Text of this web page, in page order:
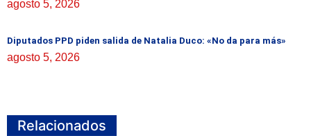
agosto 5, 2026
Diputados PPD piden salida de Natalia Duco: «No da para más»
agosto 5, 2026
Relacionados